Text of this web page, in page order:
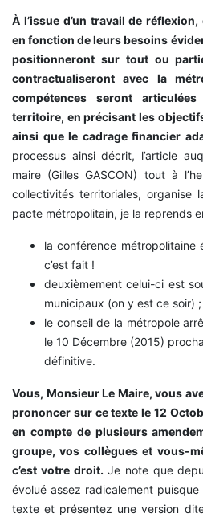
À l’issue d’un travail de
en fonction de leurs besoins
positionneront sur tout ou
contractualiseront avec la
compétences seront
territoire, en précisant les
ainsi que le cadrage financier
processus ainsi décrit, l’article
maire (Gilles GASCON) tout à
collectivités territoriales, organise
pacte métropolitain, je la reprends
la conférence
c’est fait !
deuxièmement celui-ci est
municipaux (on y est ce soir) ;
le conseil de la métropole
le 10 Décembre (2015)
définitive.
Vous, Monsieur Le Maire, vous
prononcer sur ce texte le 12
en compte de plusieurs
groupe, vos collègues et vous-
c’est votre droit. Je note que
évolué assez radicalement
texte et présentez une version